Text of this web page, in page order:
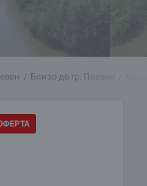
Близо до гр. Плевен